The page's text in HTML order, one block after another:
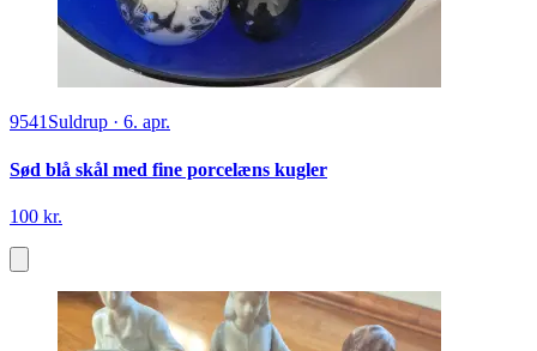
9541Suldrup · 6. apr.
Sød blå skål med fine porcelæns kugler
100 kr.